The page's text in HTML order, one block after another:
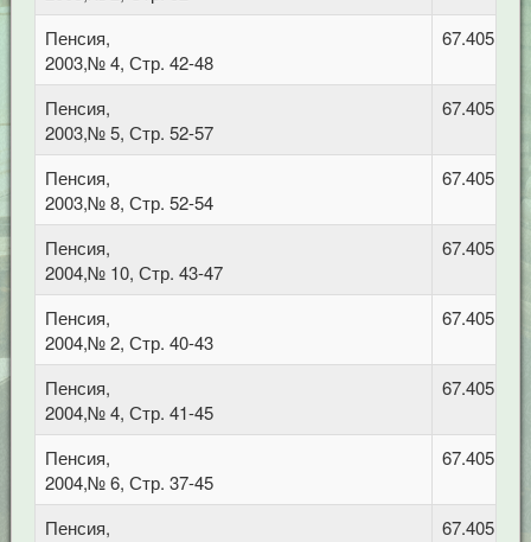
Пенсия,
2003,№ 4, Стр. 42-48
67.405
Пенсия,
2003,№ 5, Стр. 52-57
67.405
Пенсия,
2003,№ 8, Стр. 52-54
67.405
Пенсия,
2004,№ 10, Стр. 43-47
67.405
Пенсия,
2004,№ 2, Стр. 40-43
67.405
Пенсия,
2004,№ 4, Стр. 41-45
67.405
Пенсия,
2004,№ 6, Стр. 37-45
67.405
Пенсия,
67.405